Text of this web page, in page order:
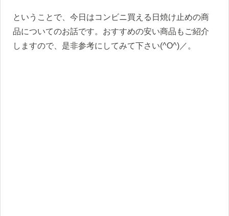
ということで、今日はコンビニ買える日焼け止めの商
品についてのお話です。おすすめの安い商品もご紹介
しますので、是非参考にしてみて下さい(^O^)／。